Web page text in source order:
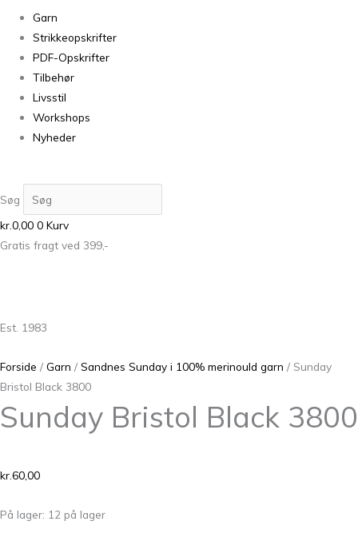
Garn
Strikkeopskrifter
PDF-Opskrifter
Tilbehør
Livsstil
Workshops
Nyheder
Søg
kr.0,00 0 Kurv
Gratis fragt ved 399,-
Est. 1983
Forside / Garn / Sandnes Sunday i 100% merinould garn / Sunday
Bristol Black 3800
Sunday Bristol Black 3800
kr.60,00
På lager: 12 på lager